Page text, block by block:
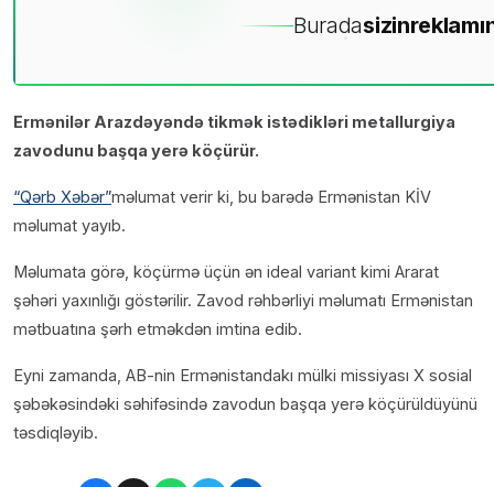
Buradasizin
Ermənilər Arazdəyəndə tikmək istədikləri metallurgiya
zavodunu başqa yerə köçürür.
“Qərb Xəbər”məlumat verir ki, bu barədə Ermənistan KİV
məlumat yayıb.
Məlumata görə, köçürmə üçün ən ideal variant kimi Ararat
şəhəri yaxınlığı göstərilir. Zavod rəhbərliyi məlumatı Ermənistan
mətbuatına şərh etməkdən imtina edib.
Eyni zamanda, AB-nin Ermənistandakı mülki missiyası X sosial
şəbəkəsindəki səhifəsində zavodun başqa yerə köçürüldüyünü
təsdiqləyib.